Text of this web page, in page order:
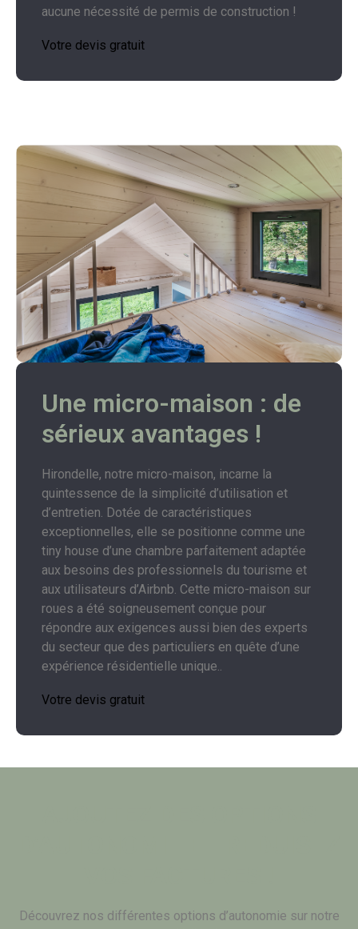
aucune nécessité de permis de construction !
Votre devis gratuit
Une micro-maison : de
sérieux avantages !
Hirondelle, notre micro-maison, incarne la
quintessence de la simplicité d’utilisation et
d’entretien. Dotée de caractéristiques
exceptionnelles, elle se positionne comme une
tiny house d’une chambre parfaitement adaptée
aux besoins des professionnels du tourisme et
aux utilisateurs d’Airbnb. Cette micro-maison sur
roues a été soigneusement conçue pour
répondre aux exigences aussi bien des experts
du secteur que des particuliers en quête d’une
expérience résidentielle unique..
Votre devis gratuit
Découvrez nos différentes options d’autonomie sur notre